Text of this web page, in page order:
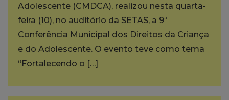
Adolescente (CMDCA), realizou nesta quarta-
feira (10), no auditório da SETAS, a 9ª
Conferência Municipal dos Direitos da Criança
e do Adolescente. O evento teve como tema
“Fortalecendo o […]